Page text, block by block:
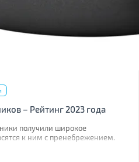
– Рейтинг 2023 года
получили широкое
к ним с пренебрежением.